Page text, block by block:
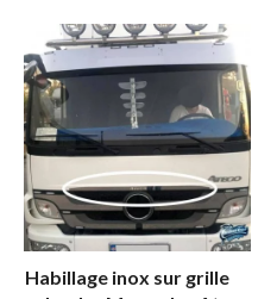
Habillage inox sur grille